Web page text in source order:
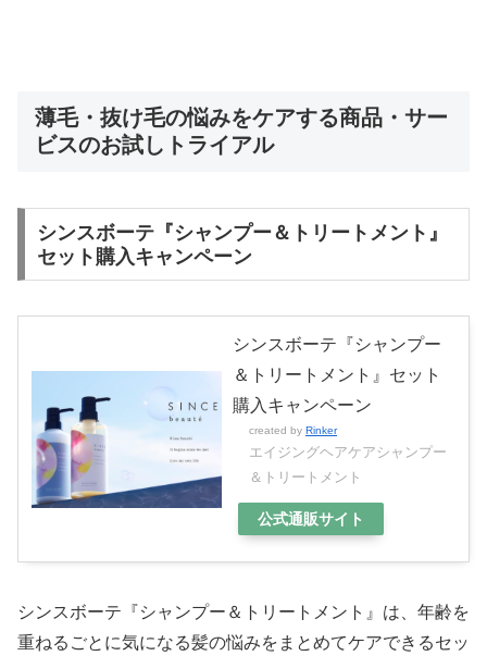
薄毛・抜け毛の悩みをケアする商品・サー
ビスのお試しトライアル
シンスボーテ『シャンプー＆トリートメント』
セット購入キャンペーン
シンスボーテ『シャンプー
＆トリートメント』セット
購入キャンペーン
created by Rinker
エイジングヘアケアシャンプー
＆トリートメント
公式通販サイト
シンスボーテ『シャンプー＆トリートメント』は、年齢を
重ねるごとに気になる髪の悩みをまとめてケアできるセッ